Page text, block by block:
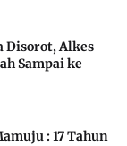
Disorot, Alkes
Sampai ke
: 17 Tahun